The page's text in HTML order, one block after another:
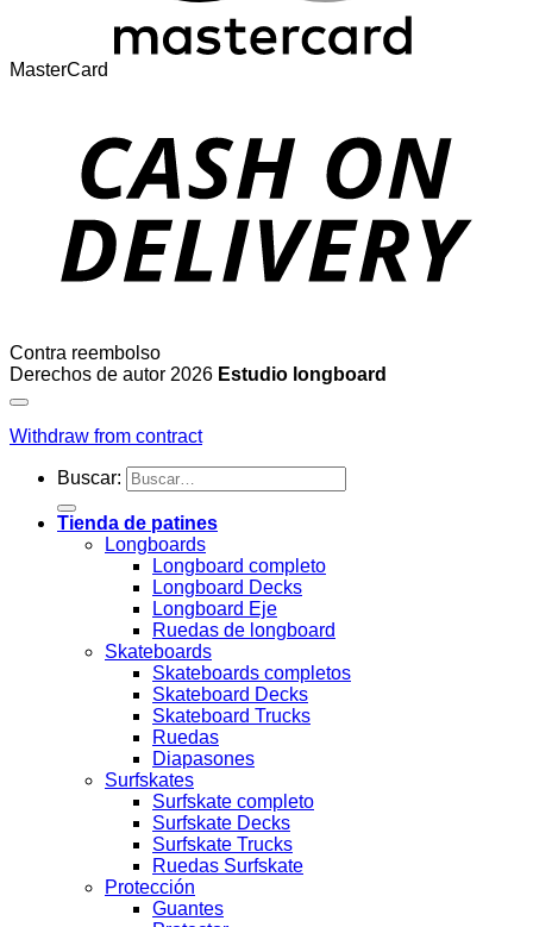
MasterCard
Contra reembolso
Derechos de autor 2026 Estudio longboard
Withdraw from contract
Buscar:
Tienda de patines
Longboards
Longboard completo
Longboard Decks
Longboard Eje
Ruedas de longboard
Skateboards
Skateboards completos
Skateboard Decks
Skateboard Trucks
Ruedas
Diapasones
Surfskates
Surfskate completo
Surfskate Decks
Surfskate Trucks
Ruedas Surfskate
Protección
Guantes